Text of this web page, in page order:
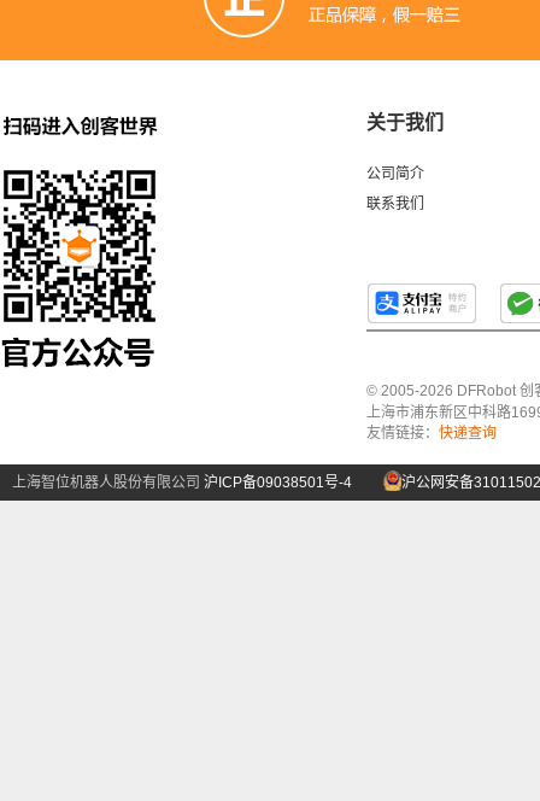
关于我们
公司简介
联系我们
© 2005-2026 DFRobot 创
上海市浦东新区中科路
友情链接： 快递查询
上海智位机器人股份有限公司 沪ICP备09038501号-4 沪公网安备